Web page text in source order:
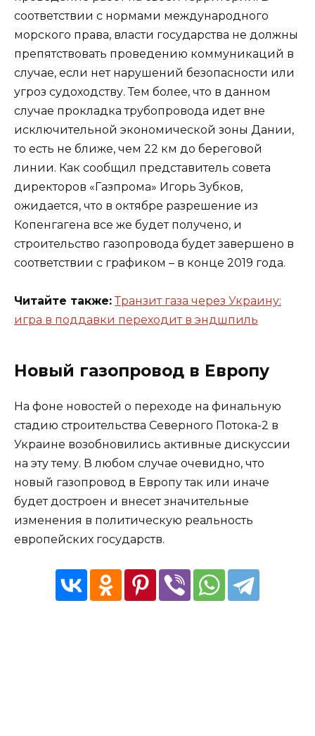
соответствии с нормами международного
морского права, власти государства не должны
препятствовать проведению коммуникаций в
случае, если нет нарушений безопасности или
угроз судоходству. Тем более, что в данном
случае прокладка трубопровода идет вне
исключительной экономической зоны Дании,
то есть не ближе, чем 22 км до береговой
линии. Как сообщил представитель совета
директоров «Газпрома» Игорь Зубков,
ожидается, что в октябре разрешение из
Копенгагена все же будет получено, и
строительство газопровода будет завершено в
соответствии с графиком – в конце 2019 года.
Читайте также: Транзит газа через Украину:
игра в поддавки переходит в эндшпиль
Новый газопровод в Европу
На фоне новостей о переходе на финальную
стадию строительства Северного Потока-2 в
Украине возобновились активные дискуссии
на эту тему. В любом случае очевидно, что
новый газопровод в Европу так или иначе
будет достроен и внесет значительные
изменения в политическую реальность
европейских государств.